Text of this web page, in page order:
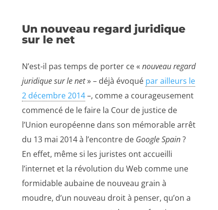
Un nouveau regard juridique
sur le net
N’est-il pas temps de porter ce « nouveau regard
juridique sur le net» – déjà évoqué par ailleurs le
2 décembre 2014–, comme a courageusement
commencé de le faire la Cour de justice de
l’Union européenne dans son mémorable arrêt
du 13 mai 2014 à l’encontre de Google Spain?
En effet, même si les juristes ont accueilli
l’internet et la révolution du Web comme une
formidable aubaine de nouveau grain à
moudre, d’un nouveau droit à penser, qu’on a